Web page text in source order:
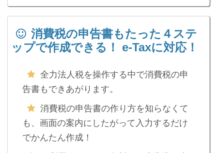
消費税の申告書もたった４ステ
ップで作成できる！ e-Taxに対応！
全力法人税を操作する中で消費税の申
告書もできあがります。
消費税の申告書の作り方を知らなくて
も、画面の案内にしたがって入力するだけ
でかんたん作成！